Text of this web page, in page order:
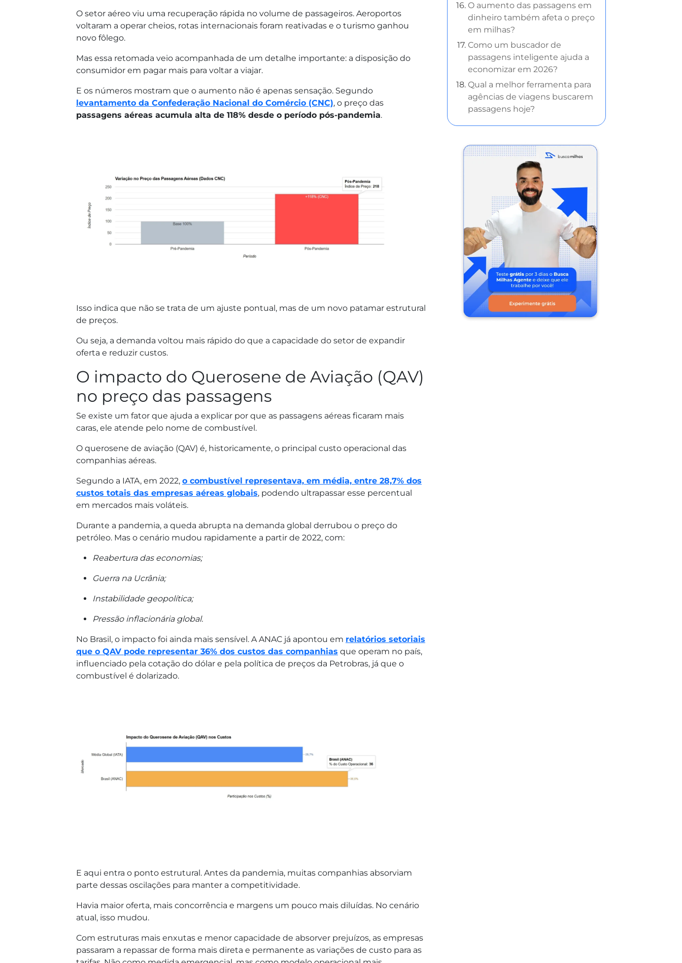
O setor aéreo viu uma recuperação rápida no volume de passageiros. Aeroportos
voltaram a operar cheios, rotas internacionais foram reativadas e o turismo ganhou
novo fôlego.
Mas essa retomada veio acompanhada de um detalhe importante: a disposição do
consumidor em pagar mais para voltar a viajar.
E os números mostram que o aumento não é apenas sensação. Segundo
levantamento da Confederação Nacional do Comércio (CNC), o preço das
passagens aéreas acumula alta de 118% desde o período pós-pandemia.
Isso indica que não se trata de um ajuste pontual, mas de um novo patamar estrutural
de preços.
Ou seja, a demanda voltou mais rápido do que a capacidade do setor de expandir
oferta e reduzir custos.
O impacto do Querosene de Aviação (QAV)
no preço das passagens
Se existe um fator que ajuda a explicar por que as passagens aéreas ficaram mais
caras, ele atende pelo nome de combustível.
O querosene de aviação (QAV) é, historicamente, o principal custo operacional das
companhias aéreas.
Segundo a IATA, em 2022, o combustível representava, em média, entre 28,7% dos
custos totais das empresas aéreas globais, podendo ultrapassar esse percentual
em mercados mais voláteis.
Durante a pandemia, a queda abrupta na demanda global derrubou o preço do
petróleo. Mas o cenário mudou rapidamente a partir de 2022, com:
Reabertura das economias;
Guerra na Ucrânia;
Instabilidade geopolítica;
Pressão inflacionária global.
No Brasil, o impacto foi ainda mais sensível. A ANAC já apontou em relatórios setoriais
que o QAV pode representar 36% dos custos das companhias que operam no país,
influenciado pela cotação do dólar e pela política de preços da Petrobras, já que o
combustível é dolarizado.
E aqui entra o ponto estrutural. Antes da pandemia, muitas companhias absorviam
parte dessas oscilações para manter a competitividade.
Havia maior oferta, mais concorrência e margens um pouco mais diluídas. No cenário
atual, isso mudou.
Com estruturas mais enxutas e menor capacidade de absorver prejuízos, as empresas
passaram a repassar de forma mais direta e permanente as variações de custo para as
O aumento das passagens em
dinheiro também afeta o preço
em milhas?
Como um buscador de
passagens inteligente ajuda a
economizar em 2026?
Qual a melhor ferramenta para
agências de viagens buscarem
passagens hoje?